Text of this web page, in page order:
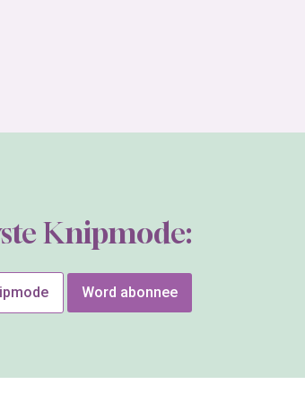
Knipmode:
Word abonnee